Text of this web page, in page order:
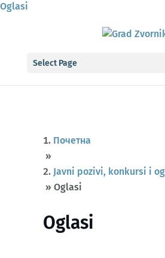
Oglasi
Select Page
Почетна
»
Javni pozivi, konkursi i
»Oglasi
Oglasi